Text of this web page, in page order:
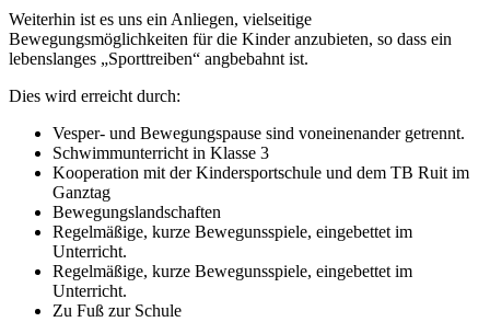
Weiterhin ist es uns ein Anliegen, vielseitige
Bewegungsmöglichkeiten für die Kinder anzubieten, so dass ein
lebenslanges „Sporttreiben“ angbebahnt ist.
Dies wird erreicht durch:
Vesper- und Bewegungspause sind voneinenander getrennt.
Schwimmunterricht in Klasse 3
Kooperation mit der Kindersportschule und dem TB Ruit im
Ganztag
Bewegungslandschaften
Regelmäßige, kurze Bewegunsspiele, eingebettet im
Unterricht.
Regelmäßige, kurze Bewegunsspiele, eingebettet im
Unterricht.
Zu Fuß zur Schule